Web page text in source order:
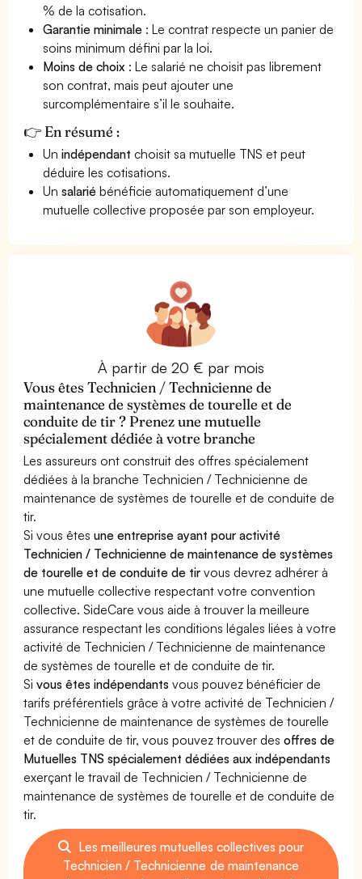
% de la cotisation.
Garantie minimale : Le contrat respecte un panier de
soins minimum défini par la loi.
Moins de choix : Le salarié ne choisit pas librement
son contrat, mais peut ajouter une
surcomplémentaire s’il le souhaite.
👉 En résumé :
Unindépendant choisit sa mutuelle TNS et peut
déduire les cotisations.
Unsalarié bénéficie automatiquement d’une
mutuelle collective proposée par son employeur.
À partir de 20 € par mois
Vous êtes Technicien / Technicienne de
maintenance de systèmes de tourelle et de
conduite de tir ? Prenez une mutuelle
spécialement dédiée à votre branche
Les assureurs ont construit des offres spécialement
dédiées à la branche Technicien / Technicienne de
maintenance de systèmes de tourelle et de conduite de
tir.
Si vous êtesune entreprise ayant pour activité
Technicien / Technicienne de maintenance de systèmes
de tourelle et de conduite de tir vous devrez adhérer à
une mutuelle collective respectant votre convention
collective. SideCare vous aide à trouver la meilleure
assurance respectant les conditions légales liées à votre
activité de Technicien / Technicienne de maintenance
de systèmes de tourelle et de conduite de tir.
Sivous êtes indépendants vous pouvez bénéficier de
tarifs préférentiels grâce à votre activité de Technicien /
Technicienne de maintenance de systèmes de tourelle
et de conduite de tir, vous pouvez trouver desoffres de
Mutuelles TNS spécialement dédiées aux indépendants
exerçant le travail de Technicien / Technicienne de
maintenance de systèmes de tourelle et de conduite de
tir.
Les meilleures mutuelles collectives pour
Technicien / Technicienne de maintenance